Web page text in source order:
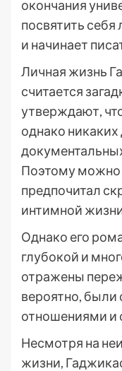
окончания
посвятить
и начинает
Личная жизнь
считается
утверждают,
однако
Поэтому можно
предпочитал
интимной
Однако его
глубокой и
отражены
вероятно, были
отношениями и
Несмотря на
жизни,